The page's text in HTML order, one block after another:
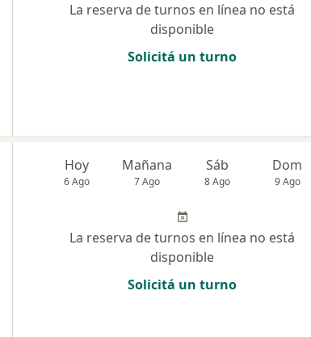
La reserva de turnos en línea no está
disponible
Solicitá un turno
Hoy
6 Ago
Mañana
7 Ago
Sáb
8 Ago
Dom
9 Ago
La reserva de turnos en línea no está
disponible
Solicitá un turno